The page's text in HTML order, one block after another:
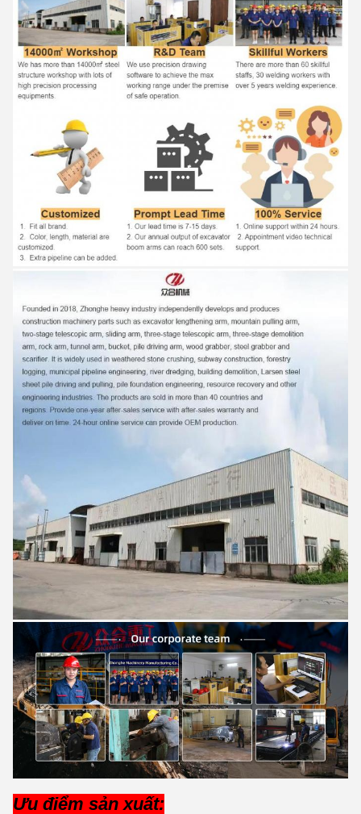
Ưu điểm sản xuất: